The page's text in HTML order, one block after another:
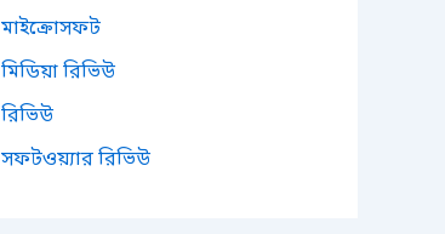
মাইক্রোসফট
মিডিয়া রিভিউ
রিভিউ
সফটওয়্যার রিভিউ